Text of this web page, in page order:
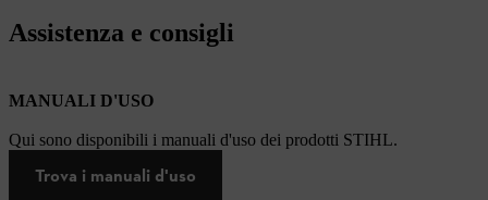
Assistenza e consigli
MANUALI D'USO
Qui sono disponibili i manuali d'uso dei prodotti STIHL.
Trova i manuali d'uso